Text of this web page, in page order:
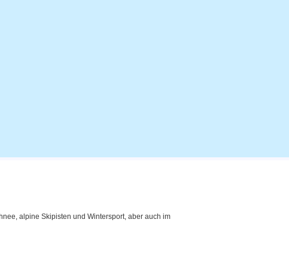
alpine Skipisten und Wintersport, aber auch im